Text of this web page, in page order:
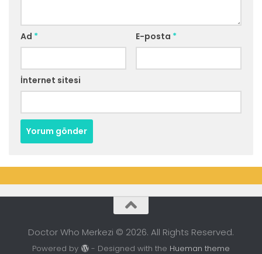
Ad * E-posta *
İnternet sitesi
Doctor Who Merkezi © 2026. All Rights Reserved.
Powered by - Designed with the Hueman theme